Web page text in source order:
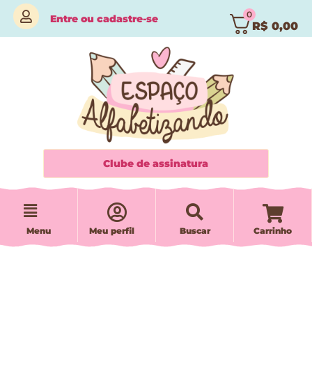
Entre oucadastre-se 0
R$0,00
Clube de assinatura
Menu Meu perfil Buscar Carrinho